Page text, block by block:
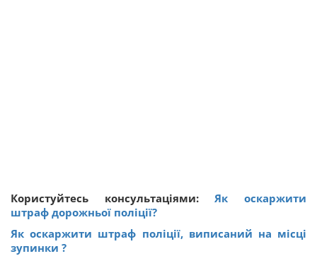
Користуйтесь консультаціями:Як оскаржити
штраф дорожньої поліції?
Як оскаржити штраф поліції, виписаний на місці
зупинки ?